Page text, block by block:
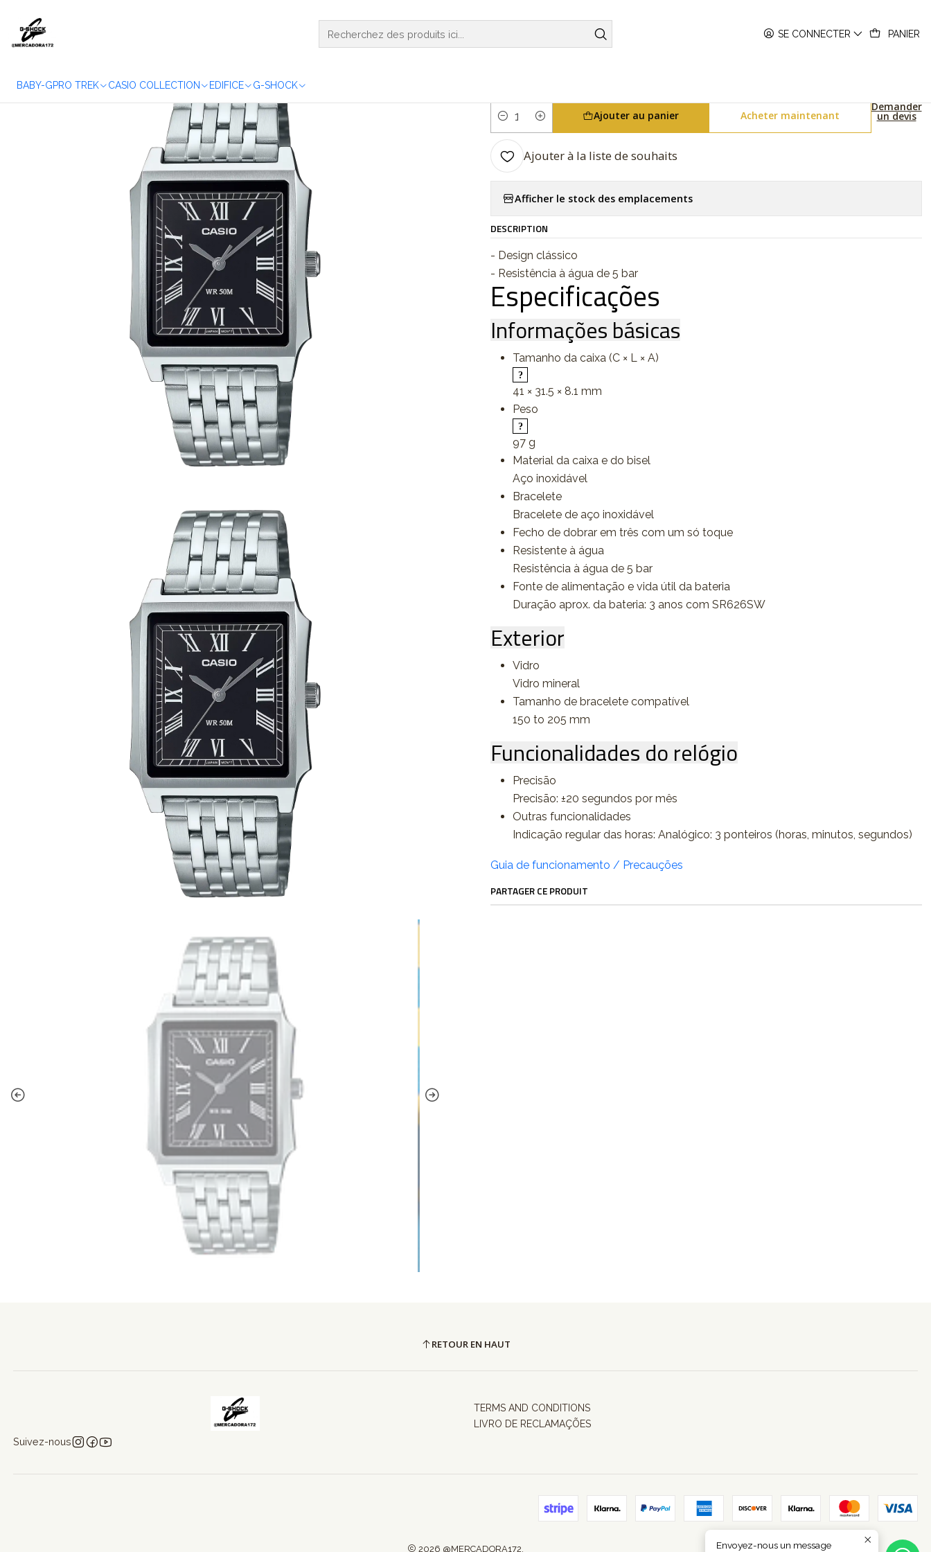
SE CONNECTER PANIER
BABY-GPRO TREK CASIO COLLECTION EDIFICE G-SHOCK
Quantité
Ajouter au panier Acheter maintenant
Demander
un devis
Ajouter à la liste de souhaits
Afficher le stock des emplacements
DESCRIPTION
- Design clássico
- Resistência à água de 5 bar
Especificações
Informações básicas
Tamanho da caixa (C × L × A)
41 × 31.5 × 8.1 mm
Peso
97 g
Material da caixa e do bisel
Aço inoxidável
Bracelete
Bracelete de aço inoxidável
Fecho de dobrar em três com um só toque
Resistente à água
Resistência à água de 5 bar
Fonte de alimentação e vida útil da bateria
Duração aprox. da bateria: 3 anos com SR626SW
Exterior
Vidro
Vidro mineral
Tamanho de bracelete compatível
150 to 205 mm
Funcionalidades do relógio
Precisão
Precisão: ±20 segundos por mês
Outras funcionalidades
Indicação regular das horas: Analógico: 3 ponteiros (horas, minutos, segundos)
Guia de funcionamento / Precauções
PARTAGER CE PRODUIT
RETOUR EN HAUT
Suivez-nous
TERMS AND CONDITIONS
LIVRO DE RECLAMAÇÕES
2026 @MERCADORA172. Envoyez-nous un message